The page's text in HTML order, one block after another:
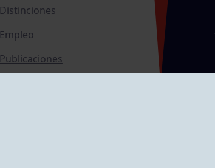
Distinciones
Empleo
Publicaciones